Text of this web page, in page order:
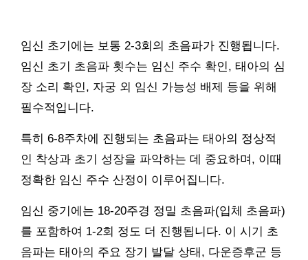
임신 초기에는 보통 2-3회의 초음파가 진행됩니다.
임신 초기 초음파 횟수는 임신 주수 확인, 태아의 심
장 소리 확인, 자궁 외 임신 가능성 배제 등을 위해
필수적입니다.
특히 6-8주차에 진행되는 초음파는 태아의 정상적
인 착상과 초기 성장을 파악하는 데 중요하며, 이때
정확한 임신 주수 산정이 이루어집니다.
임신 중기에는 18-20주경 정밀 초음파(입체 초음파)
를 포함하여 1-2회 정도 더 진행됩니다. 이 시기 초
음파는 태아의 주요 장기 발달 상태, 다운증후군 등